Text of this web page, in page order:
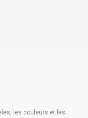
les couleurs et les